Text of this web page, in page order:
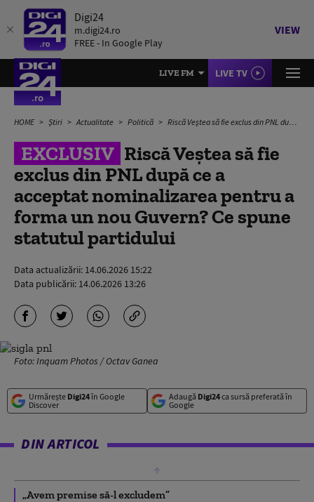
Digi24
m.digi24.ro
FREE - In Google Play
VIEW
LIVE FM LIVE TV
HOME Știri Actualitate Politică Riscă Veștea să fie exclus din PNL după ce a acceptat nominalizarea pentru a forma un nou Guvern? Ce spune statutul partidului
EXCLUSIV Riscă Veștea să fie
exclus din PNL după ce a
acceptat nominalizarea pentru a
forma un nou Guvern? Ce spune
statutul partidului
Data actualizării: 14.06.2026 15:22
Data publicării: 14.06.2026 13:26
Foto: Inquam Photos / Octav Ganea
Urmărește Digi24în Google
Discover
Adaugă Digi24ca sursă preferată în
Google
DIN ARTICOL
„Avem premise să-l excludem”